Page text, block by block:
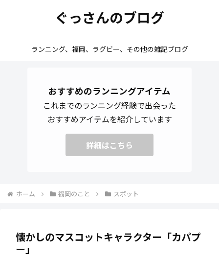
ぐっさんのブログ
ランニング、福岡、ラグビー、その他の雑記ブログ
おすすめのランニングアイテム
これまでのランニング経験で出会った
おすすめアイテムを紹介しています
詳細はこちら
ホーム 福岡のこと スポット
懐かしのマスコットキャラクター「カパプ
ー」